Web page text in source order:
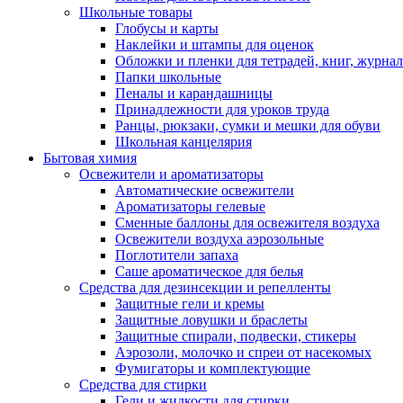
Школьные товары
Глобусы и карты
Наклейки и штампы для оценок
Обложки и пленки для тетрадей, книг,
Папки школьные
Пеналы и карандашницы
Принадлежности для уроков труда
Ранцы, рюкзаки, сумки и мешки для обуви
Школьная канцелярия
Бытовая химия
Освежители и ароматизаторы
Автоматические освежители
Ароматизаторы гелевые
Сменные баллоны для освежителя воздуха
Освежители воздуха аэрозольные
Поглотители запаха
Саше ароматическое для белья
Средства для дезинсекции и репелленты
Защитные гели и кремы
Защитные ловушки и браслеты
Защитные спирали, подвески, стикеры
Аэрозоли, молочко и спреи от насекомых
Фумигаторы и комплектующие
Средства для стирки